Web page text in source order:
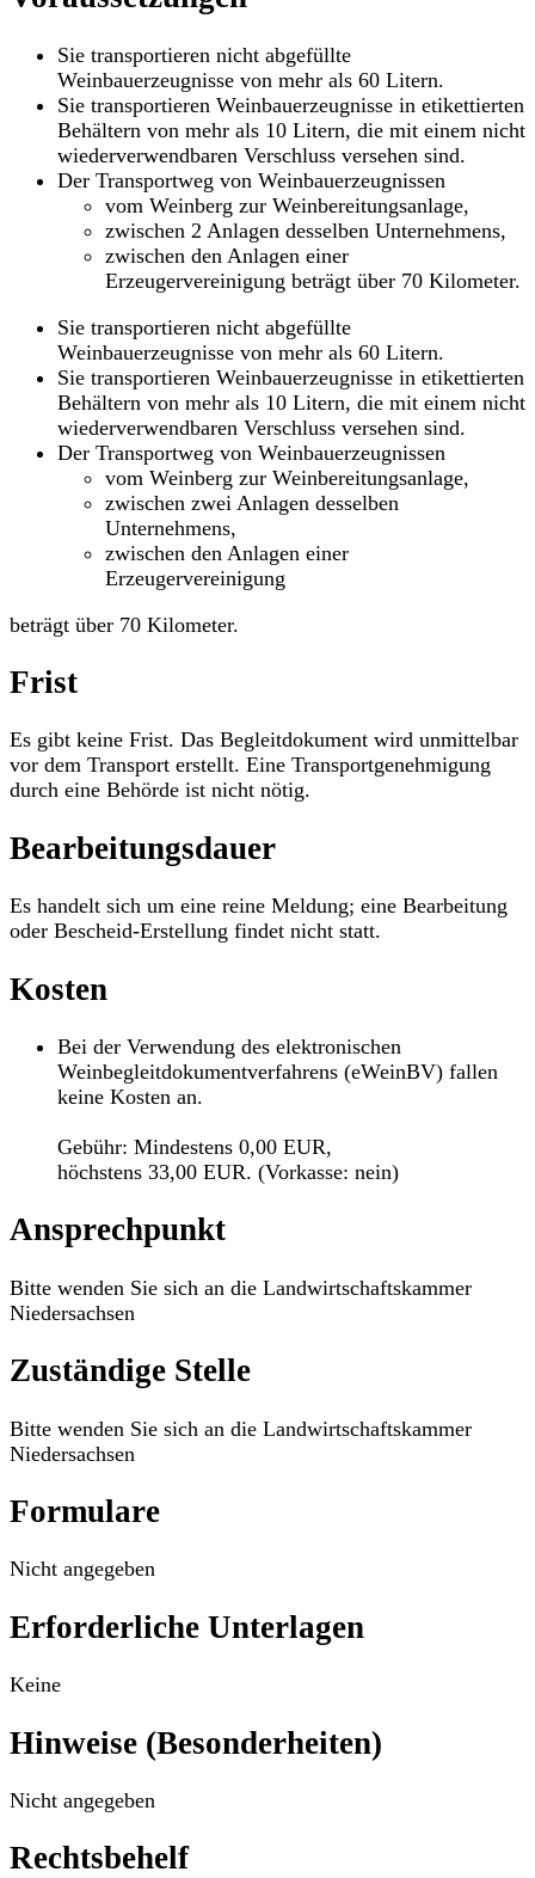
Sie transportieren nicht abgefüllte
Weinbauerzeugnisse von mehr als 60 Litern.
Sie transportieren Weinbauerzeugnisse in etikettierten
Behältern von mehr als 10 Litern, die mit einem nicht
wiederverwendbaren Verschluss versehen sind.
Der Transportweg von Weinbauerzeugnissen
vom Weinberg zur Weinbereitungsanlage,
zwischen 2 Anlagen desselben Unternehmens,
zwischen den Anlagen einer
Erzeugervereinigung beträgt über 70 Kilometer.
Sie transportieren nicht abgefüllte
Weinbauerzeugnisse von mehr als 60 Litern.
Sie transportieren Weinbauerzeugnisse in etikettierten
Behältern von mehr als 10 Litern, die mit einem nicht
wiederverwendbaren Verschluss versehen sind.
Der Transportweg von Weinbauerzeugnissen
vom Weinberg zur Weinbereitungsanlage,
zwischen zwei Anlagen desselben
Unternehmens,
zwischen den Anlagen einer
Erzeugervereinigung
beträgt über 70 Kilometer.
Frist
Es gibt keine Frist. Das Begleitdokument wird unmittelbar
vor dem Transport erstellt. Eine Transportgenehmigung
durch eine Behörde ist nicht nötig.
Bearbeitungsdauer
Es handelt sich um eine reine Meldung; eine Bearbeitung
oder Bescheid-Erstellung findet nicht statt.
Kosten
Bei der Verwendung des elektronischen
Weinbegleitdokumentverfahrens (eWeinBV) fallen
keine Kosten an.
Gebühr: Mindestens 0,00 EUR,
höchstens 33,00 EUR. (Vorkasse: nein)
Ansprechpunkt
Bitte wenden Sie sich an die Landwirtschaftskammer
Niedersachsen
Zuständige Stelle
Bitte wenden Sie sich an die Landwirtschaftskammer
Niedersachsen
Formulare
Nicht angegeben
Erforderliche Unterlagen
Keine
Hinweise (Besonderheiten)
Nicht angegeben
Rechtsbehelf